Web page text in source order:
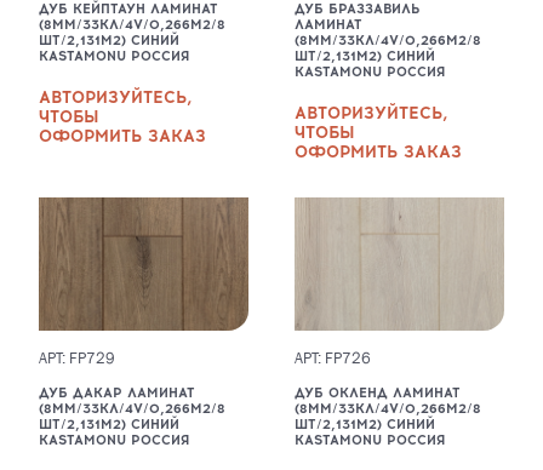
ДУБ КЕЙПТАУН ЛАМИНАТ
(8ММ/33КЛ/4V/0,266М2/8
ШТ/2,131М2) СИНИЙ
KASTAMONU РОССИЯ
АВТОРИЗУЙТЕСЬ,
ЧТОБЫ
ОФОРМИТЬ ЗАКАЗ
ДУБ БРАЗЗАВИЛЬ
ЛАМИНАТ
(8ММ/33КЛ/4V/0,266М2/8
ШТ/2,131М2) СИНИЙ
KASTAMONU РОССИЯ
АВТОРИЗУЙТЕСЬ,
ЧТОБЫ
ОФОРМИТЬ ЗАКАЗ
АРТ: FP729
ДУБ ДАКАР ЛАМИНАТ
(8ММ/33КЛ/4V/0,266М2/8
ШТ/2,131М2) СИНИЙ
KASTAMONU РОССИЯ
АРТ: FP726
ДУБ ОКЛЕНД ЛАМИНАТ
(8ММ/33КЛ/4V/0,266М2/8
ШТ/2,131М2) СИНИЙ
KASTAMONU РОССИЯ